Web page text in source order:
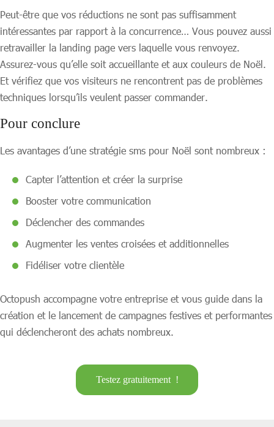
Peut-être que vos réductions ne sont pas suffisamment
intéressantes par rapport à la concurrence… Vous pouvez aussi
retravailler la landing page vers laquelle vous renvoyez.
Assurez-vous qu’elle soit accueillante et aux couleurs de Noël.
Et vérifiez que vos visiteurs ne rencontrent pas de problèmes
techniques lorsqu’ils veulent passer commander.
Pour conclure
Les avantages d’une stratégie sms pour Noël sont nombreux :
Capter l’attention et créer la surprise
Booster votre communication
Déclencher des commandes
Augmenter les ventes croisées et additionnelles
Fidéliser votre clientèle
Octopush accompagne votre entreprise et vous guide dans la
création et le lancement de campagnes festives et performantes
qui déclencheront des achats nombreux.
Testez gratuitement !